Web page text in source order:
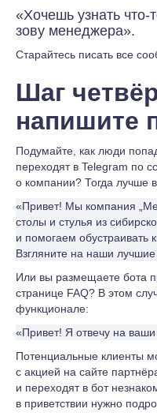
«Хочешь узнать
зову менеджера».
Старайтесь писать все
Шаг
напишите
Подумайте, как люди
переходят в Telegram по
о компании? Тогда лучше
«Привет! Мы компания
столы и стулья из
и помогаем обустраивать
Взгляните на наши лучшие
Или вы размещаете бота
странице FAQ? В этом
функционале:
«Привет! Я отвечу на
Потенциальные клиенты
с акцией на сайте
и переходят в бот
в приветствии нужно